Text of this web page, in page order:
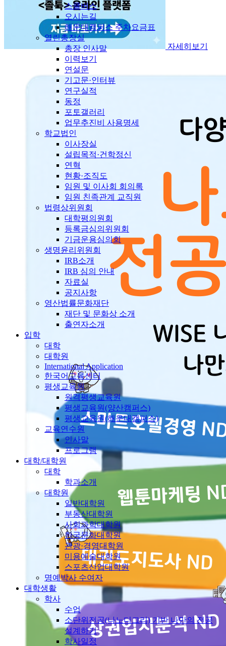
자세히보기
스쿨버스
오시는길
해운대캠퍼스 주차요금표
열린총장실
총장 인사말
이력보기
연설문
기고문·인터뷰
연구실적
동정
포토갤러리
업무추진비 사용명세
학교법인
이사장실
설립목적·건학정신
연혁
현황·조직도
임원 및 이사회 회의록
임원 친족관계 교직원
법령상위원회
대학평의원회
등록금심의위원회
기금운용심의회
생명윤리위원회
IRB소개
IRB 심의 안내
자료실
공지사항
영산법률문화재단
재단 및 문화상 소개
출연자소개
입학
대학
대학원
International Application
한국어교육센터
평생교육원
원격평생교육원
평생교육원(양산캠퍼스)
평생교육원(해운대캠퍼스)
교육연수원
인사말
프로그램
대학/대학원
대학
학과소개
대학원
일반대학원
부동산대학원
사회과학대학원
한국문화대학원
관광·경영대학원
미용예술대학원
스포츠산업대학원
명예박사 수여자
대학생활
학사
수업
소단위전공(나노디그리) 기반 나만의 전공
설계하기
학사일정